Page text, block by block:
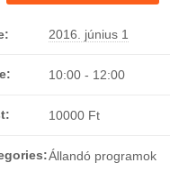
2016. június 1
10:00 - 12:00
10000 Ft
Állandó programok